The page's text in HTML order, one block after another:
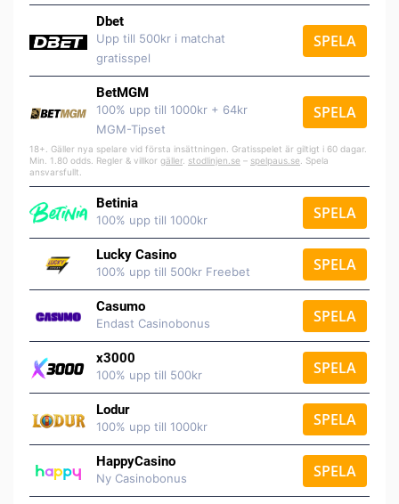
Dbet
Upp till 500kr i matchat
gratisspel
SPELA
BetMGM
100% upp till 1000kr + 64kr
MGM-Tipset
SPELA
18+. Gäller nya spelare vid första insättningen. Gratisspelet är giltigt i 60 dagar.
Min. 1.80 odds. Regler & villkor gäller stodlinjen.se – spelpaus.se . Spela
ansvarsfullt.
Betinia
100% upp till 1000kr SPELA
Lucky Casino
100% upp till 500kr Freebet SPELA
Casumo
Endast Casinobonus SPELA
x3000
100% upp till 500kr SPELA
Lodur
100% upp till 1000kr SPELA
HappyCasino
Ny Casinobonus SPELA